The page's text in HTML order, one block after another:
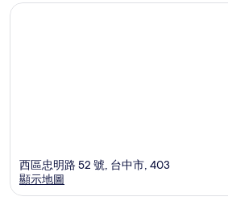
西區忠明路 52 號, 台中市, 403
顯示地圖